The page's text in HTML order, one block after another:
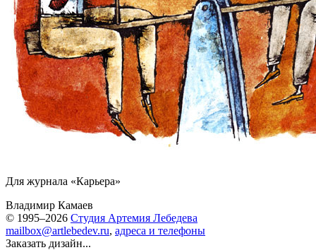
Для журнала «Карьера»
Владимир Камаев
© 1995–2026 Студия Артемия Лебедева
mailbox@artlebedev.ru, адреса и телефоны
Заказать дизайн...